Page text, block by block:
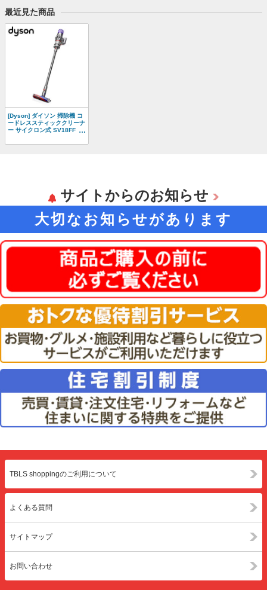
最近見た商品
[Dyson] ダイソン 掃除機 コ
ードレススティッククリーナ
ー サイクロン式 SV18FF
サイトからのお知らせ
大切なお知らせがあります
TBLS shoppingのご利用について
よくある質問
サイトマップ
お問い合わせ